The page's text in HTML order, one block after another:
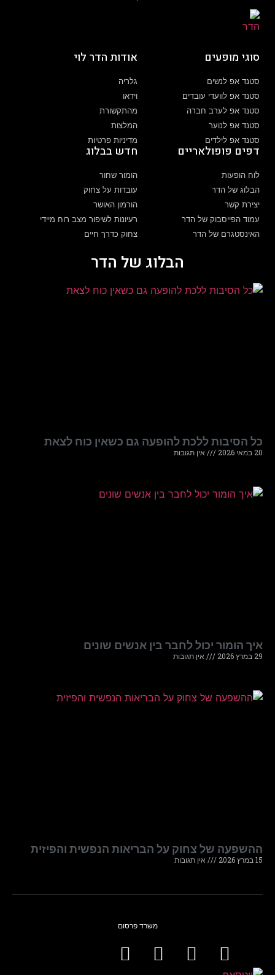
סוגי מופעים
סטנד אפ לנשים
סטנד אפ לוועדי עובדים
סטנד אפ לערב חברה
סטנד אפ לנוער
סטנד אפ לילדים
אודות הדר לוי
גלריה
וידאו
מהתקשורת
המלצות
מדיניות פרטיות
דפים פופולאריים
לוח הופעות
הבלוג של הדר
יצירת קשר
עמוד הפייסבוק של הדר
האינסטגרם של הדר
חדש בבלוג
הומור שחור
עובדות על צחוק
הורמון האושר
רעיונות לשיפור מצב רוח מיידי
צחוק כדרך חיים
הבלוג של הדר
כל הסיבות ללכת להופעה גם כשאין כוח לצאת
20 במאי 2026 אין תגובות
איך הומור יכול לחבר בין אנשים שונים
29 במרץ 2026 אין תגובות
ההשפעה של צחוק על הבריאות הנפשית והפיזית
15 במרץ 2026 אין תגובות
משרד פרסום